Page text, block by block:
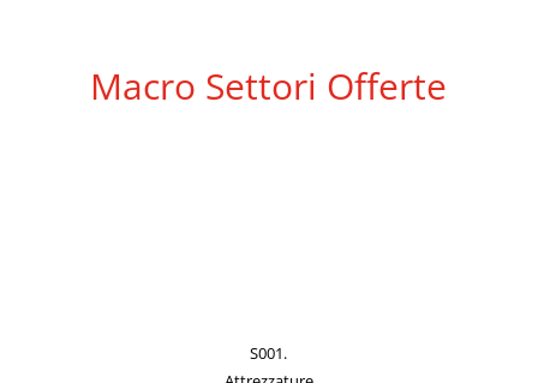
Macro Settori Offerte
S001.